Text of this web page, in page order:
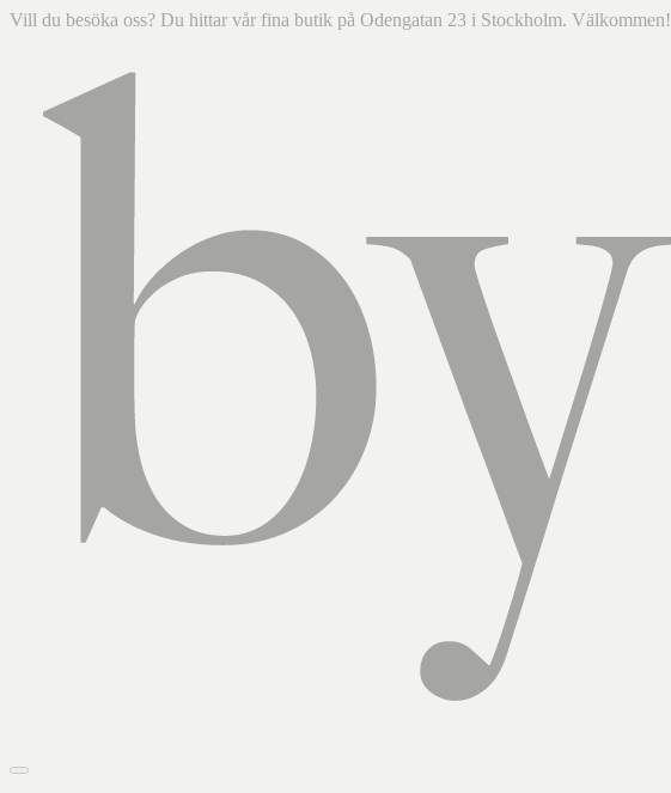
Vill du besöka oss? Du hittar vår fina butik på Odengatan 23 i Stockholm. Välkommen!